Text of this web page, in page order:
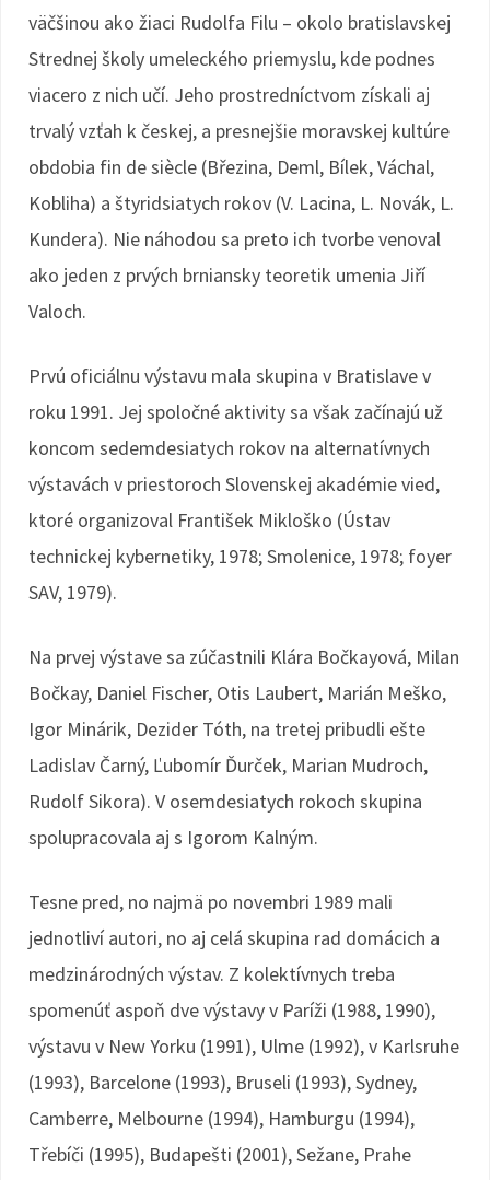
väčšinou ako žiaci Rudolfa Filu – okolo bratislavskej
Strednej školy umeleckého priemyslu, kde podnes
viacero z nich učí. Jeho prostredníctvom získali aj
trvalý vzťah k českej, a presnejšie moravskej kultúre
obdobia fin de siècle (Březina, Deml, Bílek, Váchal,
Kobliha) a štyridsiatych rokov (V. Lacina, L. Novák, L.
Kundera). Nie náhodou sa preto ich tvorbe venoval
ako jeden z prvých brniansky teoretik umenia Jiří
Valoch.
Prvú oficiálnu výstavu mala skupina v Bratislave v
roku 1991. Jej spoločné aktivity sa však začínajú už
koncom sedemdesiatych rokov na alternatívnych
výstavách v priestoroch Slovenskej akadémie vied,
ktoré organizoval František Mikloško (Ústav
technickej kybernetiky, 1978; Smolenice, 1978; foyer
SAV, 1979).
Na prvej výstave sa zúčastnili Klára Bočkayová, Milan
Bočkay, Daniel Fischer, Otis Laubert, Marián Meško,
Igor Minárik, Dezider Tóth, na tretej pribudli ešte
Ladislav Čarný, Ľubomír Ďurček, Marian Mudroch,
Rudolf Sikora). V osemdesiatych rokoch skupina
spolupracovala aj s Igorom Kalným.
Tesne pred, no najmä po novembri 1989 mali
jednotliví autori, no aj celá skupina rad domácich a
medzinárodných výstav. Z kolektívnych treba
spomenúť aspoň dve výstavy v Paríži (1988, 1990),
výstavu v New Yorku (1991), Ulme (1992), v Karlsruhe
(1993), Barcelone (1993), Bruseli (1993), Sydney,
Camberre, Melbourne (1994), Hamburgu (1994),
Třebíči (1995), Budapešti (2001), Sežane, Prahe